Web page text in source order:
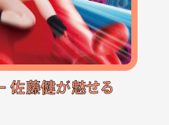
佐藤健が魅せる